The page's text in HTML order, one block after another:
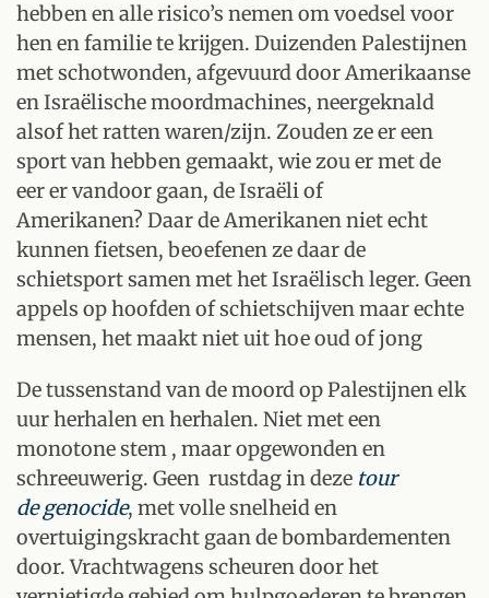
hebben en alle risico’s nemen om voedsel voor
hen en familie te krijgen. Duizenden Palestijnen
met schotwonden, afgevuurd door Amerikaanse
en Israëlische moordmachines, neergeknald
alsof het ratten waren/zijn. Zouden ze er een
sport van hebben gemaakt, wie zou er met de
eer er vandoor gaan, de Israëli of
Amerikanen? Daar de Amerikanen niet echt
kunnen fietsen, beoefenen ze daar de
schietsport samen met het Israëlisch leger. Geen
appels op hoofden of schietschijven maar echte
mensen, het maakt niet uit hoe oud of jong
De tussenstand van de moord op Palestijnen elk
uur herhalen en herhalen. Niet met een
monotone stem , maar opgewonden en
schreeuwerig. Geen rustdag in deze tour
de genocide, met volle snelheid en
overtuigingskracht gaan de bombardementen
door. Vrachtwagens scheuren door het